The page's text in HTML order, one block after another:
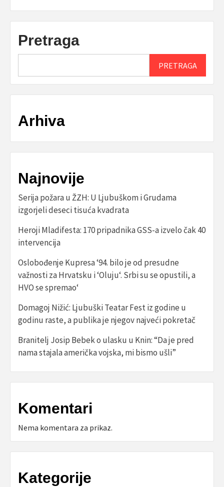
Pretraga
PRETRAGA
Arhiva
Najnovije
Serija požara u ŽZH: U Ljubuškom i Grudama
izgorjeli deseci tisuća kvadrata
Heroji Mladifesta: 170 pripadnika GSS-a izvelo čak 40
intervencija
Oslobođenje Kupresa ‘94. bilo je od presudne
važnosti za Hrvatsku i ‘Oluju‘. Srbi su se opustili, a
HVO se spremao‘
Domagoj Nižić: Ljubuški Teatar Fest iz godine u
godinu raste, a publika je njegov najveći pokretač
Branitelj Josip Bebek o ulasku u Knin: “Da je pred
nama stajala američka vojska, mi bismo ušli”
Komentari
Nema komentara za prikaz.
Kategorije